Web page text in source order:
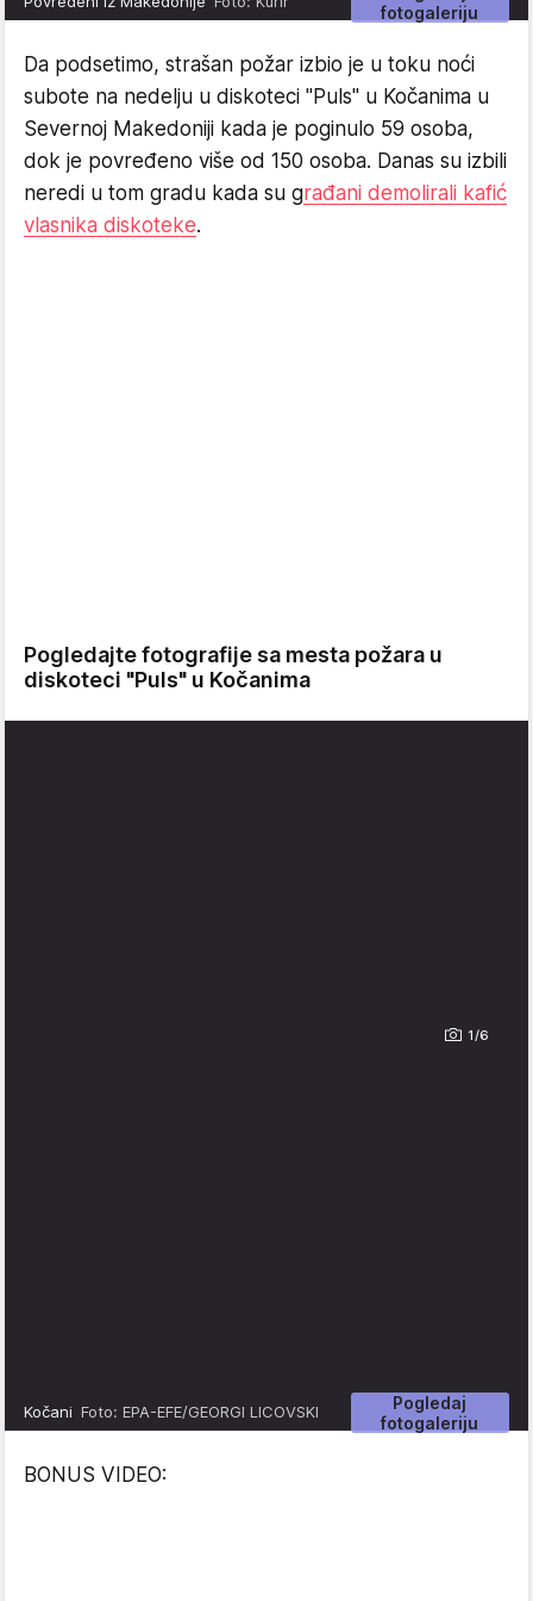
fotogaleriju
Da podsetimo, strašan požar izbio je u toku noći
subote na nedelju u diskoteci "Puls" u Kočanima u
Severnoj Makedoniji kada je poginulo 59 osoba,
dok je povređeno više od 150 osoba. Danas su izbili
neredi u tom gradu kada su građani demolirali kafić
vlasnika diskoteke.
Pogledajte fotografije sa mesta požara u
diskoteci "Puls" u Kočanima
1/6
Pogledaj
fotogaleriju
Kočani Foto: EPA-EFE/GEORGI LICOVSKI
BONUS VIDEO: